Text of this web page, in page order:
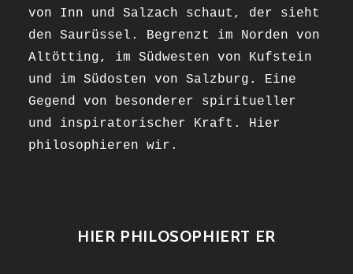
von Inn und Salzach schaut, der sieht
den Saurüssel. Begrenzt im Norden von
Altötting, im Südwesten von Kufstein
und im Südosten von Salzburg. Eine
Gegend von besonderer spiritueller
und inspiratorischer Kraft. Hier
philosophieren wir.
HIER PHILOSOPHIERT ER